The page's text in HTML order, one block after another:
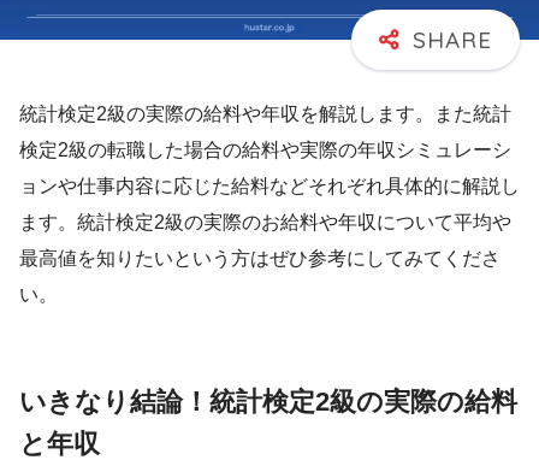
統計検定2級の実際の給料や年収を解説します。また統計
検定2級の転職した場合の給料や実際の年収シミュレーシ
ョンや仕事内容に応じた給料などそれぞれ具体的に解説し
ます。統計検定2級の実際のお給料や年収について平均や
最高値を知りたいという方はぜひ参考にしてみてくださ
い。
いきなり結論！統計検定2級の実際の給料
と年収